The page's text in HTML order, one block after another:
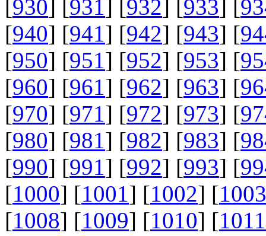
[930] [931] [932] [933] [
[940] [941] [942] [943] [
[950] [951] [952] [953] [
[960] [961] [962] [963] [
[970] [971] [972] [973] [
[980] [981] [982] [983] [
[990] [991] [992] [993] [
[1000] [1001] [1002] [1003
[1008] [1009] [1010] [1011